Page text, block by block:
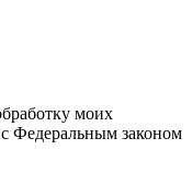
моих
Федеральным законом